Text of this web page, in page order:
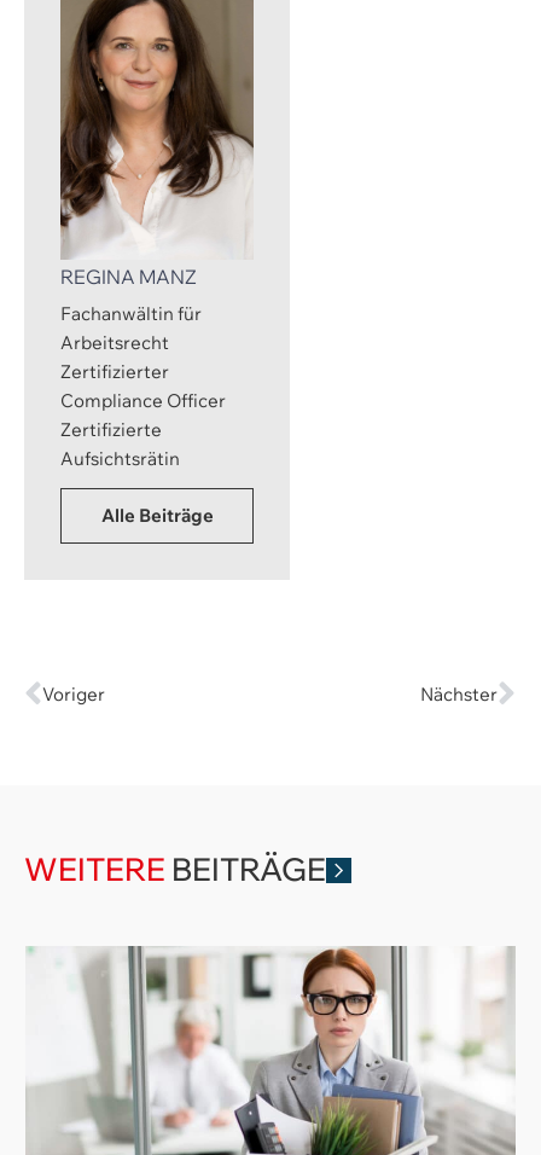
REGINA MANZ
Fachanwältin für
Arbeitsrecht
Zertifizierter
Compliance Officer
Zertifizierte
Aufsichtsrätin
Alle Beiträge
Voriger Nächster
WEITERE BEITRÄGE